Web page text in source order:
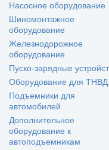
Насосное оборудование
Шиномонтажное
оборудование
Железнодорожное
оборудование
Пуско-зарядные
Оборудование для ТНВД
Подъемники для
автомобилей
Дополнительное
оборудование к
автоподъемникам